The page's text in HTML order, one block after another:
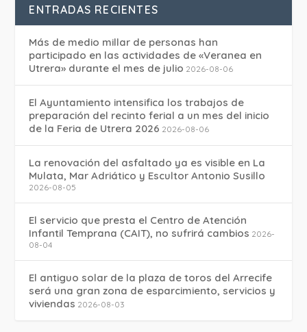
ENTRADAS RECIENTES
Más de medio millar de personas han
participado en las actividades de «Veranea en
Utrera» durante el mes de julio 2026-08-06
El Ayuntamiento intensifica los trabajos de
preparación del recinto ferial a un mes del inicio
de la Feria de Utrera 2026 2026-08-06
La renovación del asfaltado ya es visible en La
Mulata, Mar Adriático y Escultor Antonio Susillo
2026-08-05
El servicio que presta el Centro de Atención
Infantil Temprana (CAIT), no sufrirá cambios 2026-
08-04
El antiguo solar de la plaza de toros del Arrecife
será una gran zona de esparcimiento, servicios y
viviendas 2026-08-03